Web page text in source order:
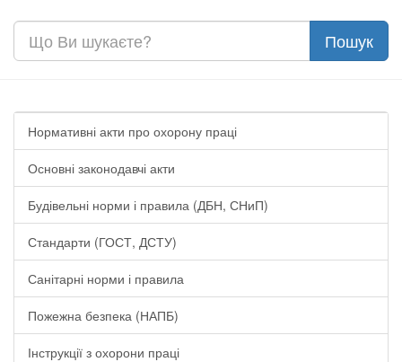
Нормативні акти про охорону праці
Основні законодавчі акти
Будівельні норми і правила (ДБН, СНиП)
Стандарти (ГОСТ, ДСТУ)
Санітарні норми і правила
Пожежна безпека (НАПБ)
Інструкції з охорони праці